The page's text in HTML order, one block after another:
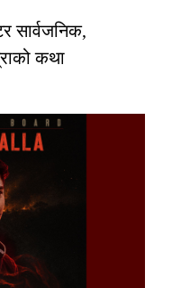
सार्वजनिक,
कथा